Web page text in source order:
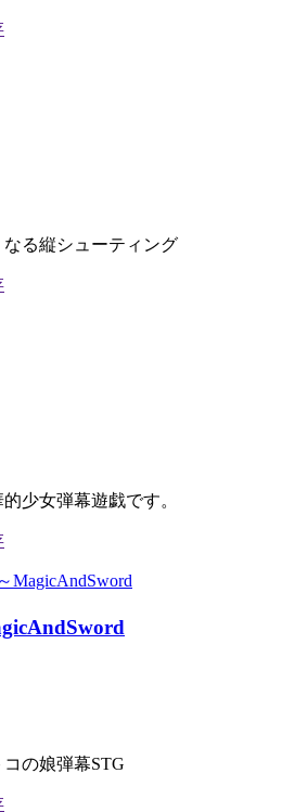
る縦シューティング
少女弾幕遊戯です。
の娘弾幕STG